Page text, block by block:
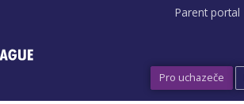
Parent portal
Pro uchazeče